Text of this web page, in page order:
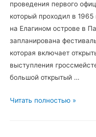
проведения первого
который проходил в
на Елагином острове в
запланирована
которая включает
выступления
большой открытый …
Кубок
Читать полностью »